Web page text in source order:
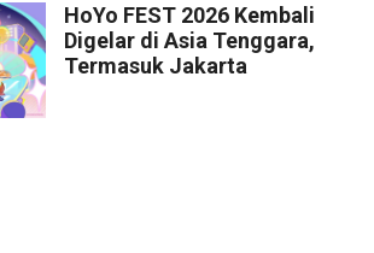
HoYo FEST 2026 Kembali
Digelar di Asia Tenggara,
Termasuk Jakarta